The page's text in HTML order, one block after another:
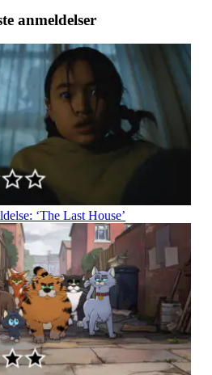
anmeldelser
‘The Last House’